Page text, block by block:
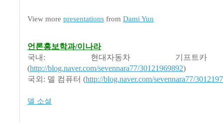
View more presentations from Dami Yun
언론홍보학과/이나라
국내: 현대자동차 기프트
(http://blog.naver.com/sevennara77/30121969892)
국외: 델 컴퓨터 (http://blog.naver.com/sevennara77/
델 소셜